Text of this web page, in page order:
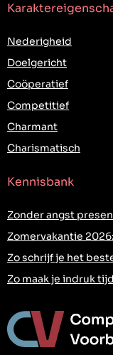
Nederigheid
Doelgericht
Coöperatief
Competitief
Charmant
Charismatisch
Kennisbank
Zonder angst
Zomervakantie
Zo schrijf je het
Zo maak je indruk